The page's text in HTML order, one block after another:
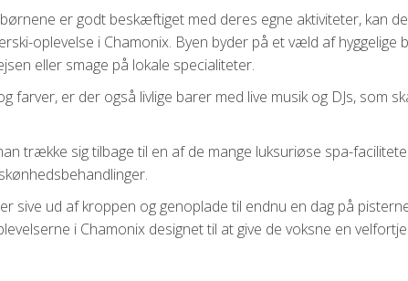
er godt beskæftiget med deres egne aktiviteter, kan
oplevelse i Chamonix. Byen byder på et væld af hyggelige
eller smage på lokale specialiteter.
farver, er der også livlige barer med live musik og DJs, som
trække sig tilbage til en af de mange luksuriøse spa-
sive ud af kroppen og genoplade til endnu en dag på
i Chamonix designet til at give de voksne en